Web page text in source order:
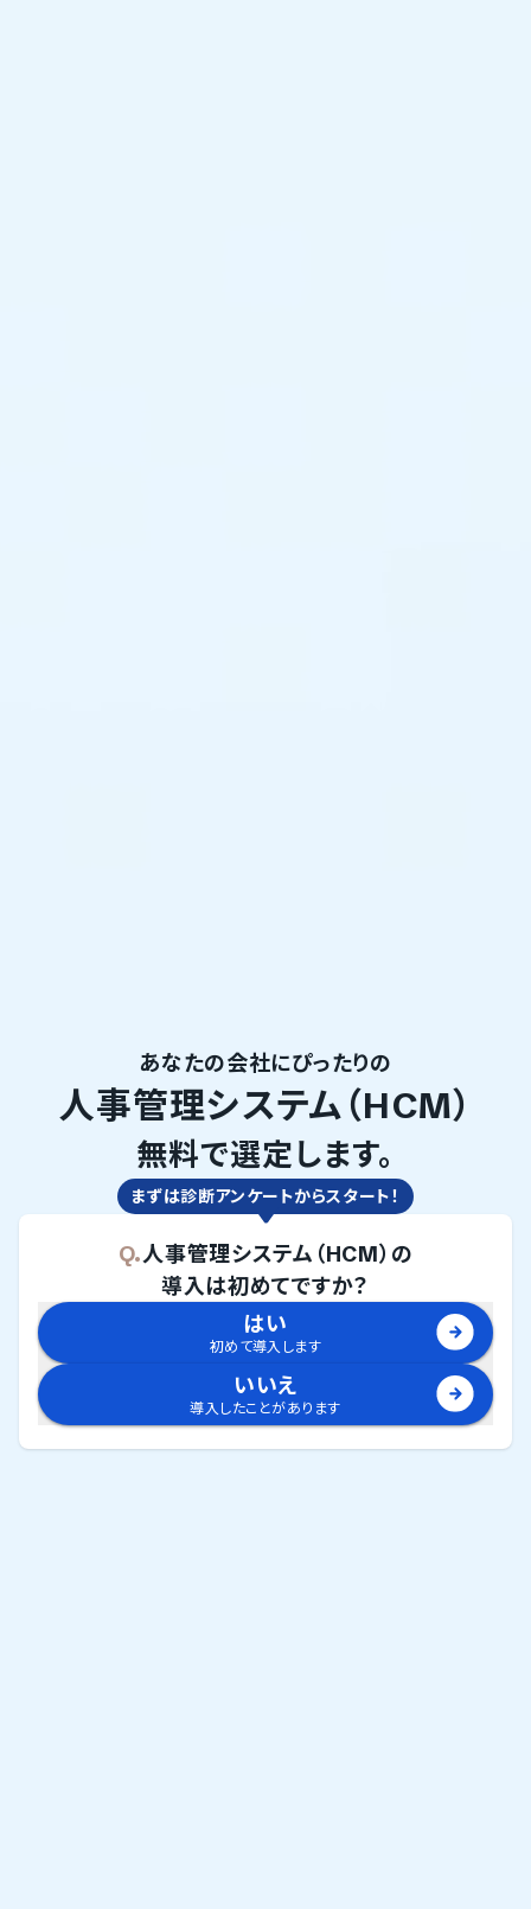
あなたの会社にぴったりの
人事管理システム（HCM）
無料で選定します。
まずは診断アンケートからスタート！
Q.人事管理システム（HCM） の
導入は初めてですか？
はい
初めて導入します
いいえ
導入したことがあります